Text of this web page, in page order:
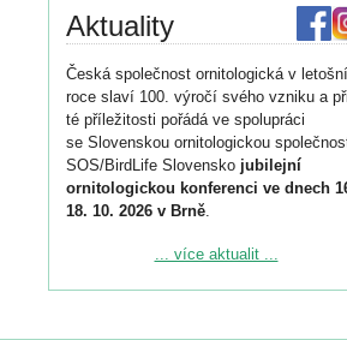
Aktuality
Česká společnost ornitologická v
roce slaví 100. výročí svého vzniku a při
té příležitosti pořádá ve spolupráci
se Slovenskou ornitologickou
SOS/BirdLife Slovensko jubilejní
ornitologickou konferenci ve dnech
18. 10. 2026 v Brně.
Podrobnější informace ke konferenci
... více aktualit ...